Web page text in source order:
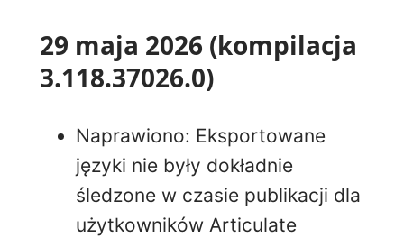
29 maja 2026 (kompilacja
3.118.37026.0)
Naprawiono: Eksportowane
języki nie były dokładnie
śledzone w czasie publikacji dla
użytkowników Articulate